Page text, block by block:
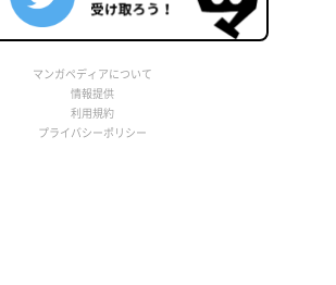
マンガペディアについて
情報提供
利用規約
プライバシーポリシー